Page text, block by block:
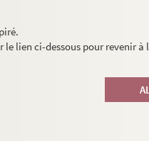
le lien ci-dessous pour revenir